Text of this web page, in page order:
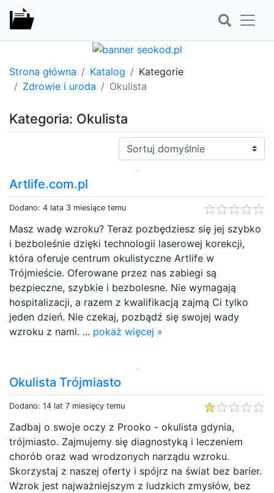
Strona główna Katalog
Kategorie
Zdrowie i uroda
Okulista
Kategoria: Okulista
Sortuj:
Artlife.com.pl
Dodano: 4 lata 3 miesiące temu
Masz wadę wzroku? Teraz pozbędziesz się jej szybko
i bezboleśnie dzięki technologii laserowej korekcji,
która oferuje centrum okulistyczne Artlife w
Trójmieście. Oferowane przez nas zabiegi są
bezpieczne, szybkie i bezbolesne. Nie wymagają
hospitalizacji, a razem z kwalifikacją zajmą Ci tylko
jeden dzień. Nie czekaj, pozbądź się swojej wady
wzroku z nami. ... pokaż więcej »
Okulista Trójmiasto
Dodano: 14 lat 7 miesięcy temu
Zadbaj o swoje oczy z Prooko - okulista gdynia,
trójmiasto. Zajmujemy się diagnostyką i leczeniem
chorób oraz wad wrodzonych narządu wzroku.
Skorzystaj z naszej oferty i spójrz na świat bez barier.
Wzrok jest najważniejszym z ludzkich zmysłów, bez